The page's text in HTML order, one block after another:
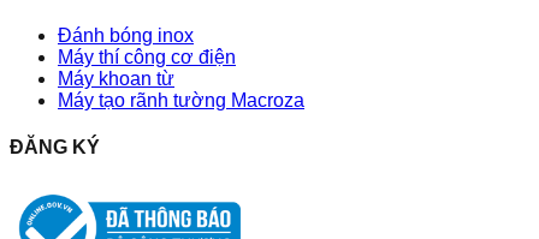
Đánh bóng inox
Máy thí công cơ điện
Máy khoan từ
Máy tạo rãnh tường Macroza
ĐĂNG KÝ